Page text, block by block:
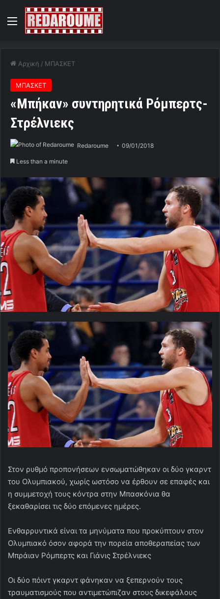
Menu
Αρχική / ΜΠΑΣΚΕΤ
ΜΠΑΣΚΕΤ
«Μπήκαν» συντηρητικά Ρόμπερτς-
Στρέλνιεκς
Redaroume 09/01/2018
Less than a minute
Στον ρυθμό προπονήσεων ενσωματώθηκαν οι δύο γκαρντ
του Ολυμπιακού, χωρίς ωστόσο να έρθουν σε επαφές και
η συμμετοχή τους κόντρα στην Μπασκόνια θα
ξεκαθαρίσει τις δύο επόμενες ημέρες.
Ενθαρρυντικά είναι τα μηνύματα που προκύπτουν στον
Ολυμπιακό όσον αφορά την πορεία αποθεραπείας των
Μπράιαν Ρόμπερτς και Γιάνις Στρέλνιεκς
Οι δύο πόιντ γκαρντ φάνηκαν να ξεπερνούν τους
τραυματισμούς που αντιμετώπιζαν στους δικεφάλους